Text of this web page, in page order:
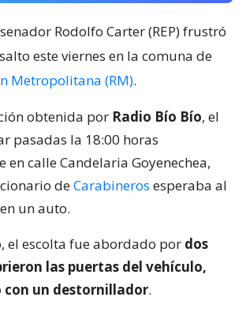
Rodolfo Carter (REP) frustró
este viernes en la comuna de
Metropolitana (RM).
obtenida por Radio Bío Bío, el
pasadas la 18:00 horas
en calle Candelaria Goyenechea,
deCarabineros esperaba al
un auto.
el escolta fue abordado por dos
las puertas del vehículo,
un destornillador.